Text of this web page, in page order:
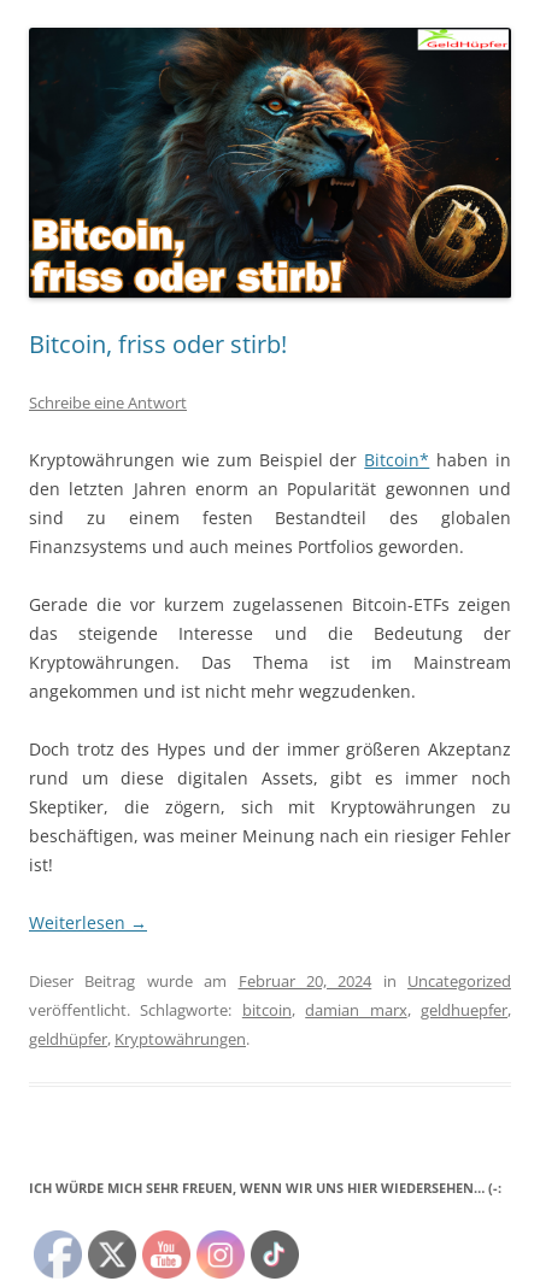
Bitcoin, friss oder stirb!
Schreibe eine Antwort
Kryptowährungen wie zum Beispiel der Bitcoin* haben in
den letzten Jahren enorm an Popularität gewonnen und
sind zu einem festen Bestandteil des globalen
Finanzsystems und auch meines Portfolios geworden.
Gerade die vor kurzem zugelassenen Bitcoin-ETFs zeigen
das steigende Interesse und die Bedeutung der
Kryptowährungen. Das Thema ist im Mainstream
angekommen und ist nicht mehr wegzudenken.
Doch trotz des Hypes und der immer größeren Akzeptanz
rund um diese digitalen Assets, gibt es immer noch
Skeptiker, die zögern, sich mit Kryptowährungen zu
beschäftigen, was meiner Meinung nach ein riesiger Fehler
ist!
Weiterlesen →
Dieser Beitrag wurde am Februar 20, 2024in Uncategorized
veröffentlicht. Schlagworte: bitcoin,damian marx,geldhuepfer,
geldhüpfer, Kryptowährungen.
ICH WÜRDE MICH SEHR FREUEN, WENN WIR UNS HIER WIEDERSEHEN… (-: